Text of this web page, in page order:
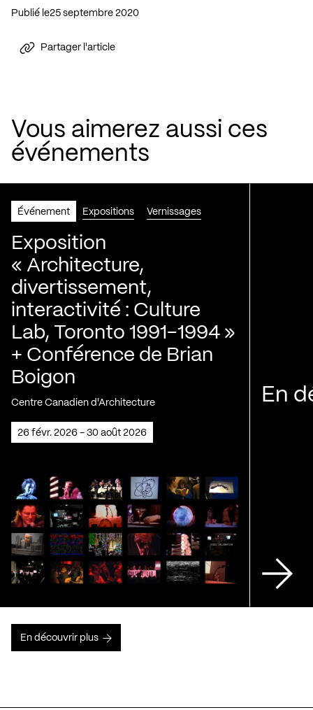
Publié le 25 septembre 2020
Partager l'article
Vous aimerez aussi ces
événements
Événement Expositions Vernissages
Exposition
« Architecture,
divertissement,
interactivité : Culture
Lab, Toronto 1991-1994 »
+ Conférence de Brian
Boigon
Centre Canadien d'Architecture
26 févr. 2026 - 30 août 2026
En
En découvrir plus